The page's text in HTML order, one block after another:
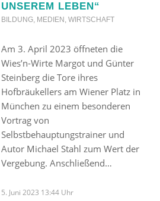
UNSEREM LEBEN“
BILDUNG, MEDIEN ,WIRTSCHAFT
Am 3. April 2023 öffneten die
Wies’n-Wirte Margot und Günter
Steinberg die Tore ihres
Hofbräukellers am Wiener Platz in
München zu einem besonderen
Vortrag von
Selbstbehauptungstrainer und
Autor Michael Stahl zum Wert der
Vergebung. Anschließend…
5. Juni 2023 13:44 Uhr